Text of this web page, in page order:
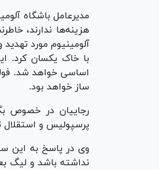
مدیرعامل باشگاه
هزینه‌ها ندارند،
آلومینیوم مورد
با خاک یکسان کرد.
اساسی خواهد شد.
ساز خواهد بود.
رجاییان در خصوص
پرسپولیس و استقلال
وی در پاسخ به این